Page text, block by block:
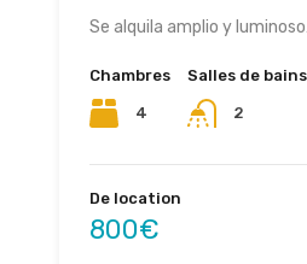
Se alquila amplio y
Chambres
4
Salles de bains
2
De location
800€